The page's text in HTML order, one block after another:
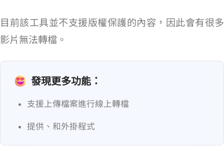
目前該工具並不支援版權保護的內容，因此會有很多
影片無法轉檔。
發現更多功能：
支援上傳檔案進行線上轉檔
提供 Chrome、Firefox 和 Safari 外掛程式